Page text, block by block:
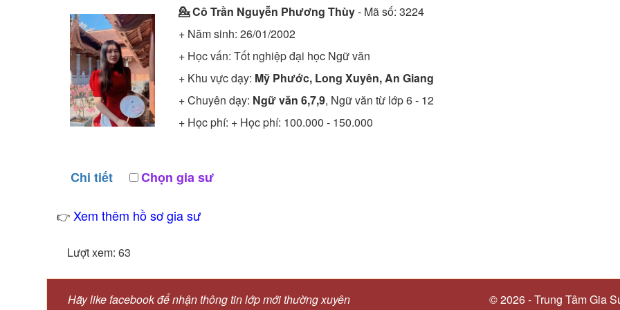
💁 CôTrần Nguyễn Phương Thùy- Mã số:3224
+ Năm sinh: 26/01/2002
+ Học vấn:Tốt nghiệp đại học Ngữ văn
+ Khu vực dạy: Mỹ Phước, Long Xuyên, An Giang
+ Chuyên dạy: Ngữ văn 6,7,9, Ngữ văn từ lớp 6 - 12
+ Học phí: + Học phí: 100.000 - 150.000
Chi tiết Chọn gia sư
👉Xem thêm hồ sơ gia sư
Lượt xem: 63
Hãy like facebook để nhận thông tin lớp mới thường xuyên © 2026 - Trung Tâm Gia